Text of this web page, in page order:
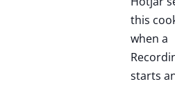
this
when a
starts